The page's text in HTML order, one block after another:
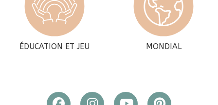
ÉDUCATION ET JEU MONDIAL